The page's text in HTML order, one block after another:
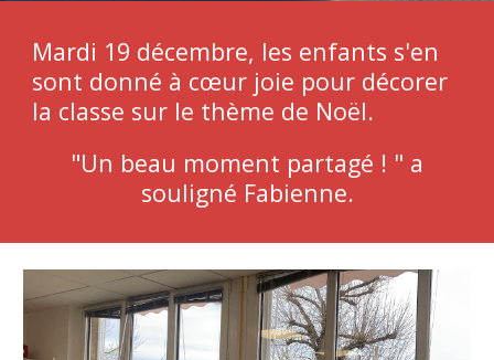
Mardi 19 décembre, les enfants s'en
sont donné à cœur joie pour décorer
la classe sur le thème de Noël.
"Un beau moment partagé ! " a
souligné Fabienne.